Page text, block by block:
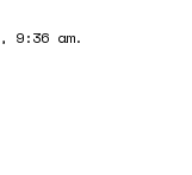
, 9:36 am.